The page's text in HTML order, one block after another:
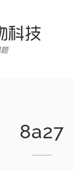
8a27